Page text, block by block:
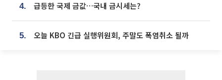
4. 급등한 국제 금값…국내 금시세는?
5. 오늘 KBO 긴급 실행위원회, 주말도 폭염취소 될까